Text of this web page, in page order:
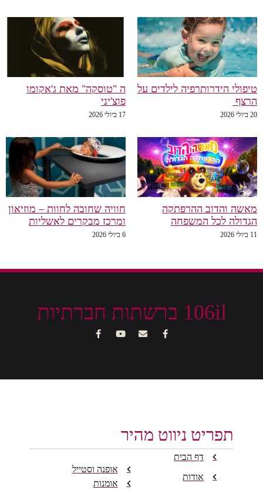
טיפולי הידרותרפיה לילדים על
הרצף
20 ביולי 2026
ה "טוסקה" מאת ג'אקומו
פוצ'יני
17 ביולי 2026
מאשה והדוב ההרפתקה
הגדולה לכל המשפחה
11 ביולי 2026
חוויה שחובה לחוות – מוזיאון
ומרכז מבקרים לאשליות
6 ביולי 2026
106il ברשתות חברתיות
תפריט ניווט מהיר
דף הבית
אודות
אופנה וסטייל
אומנות